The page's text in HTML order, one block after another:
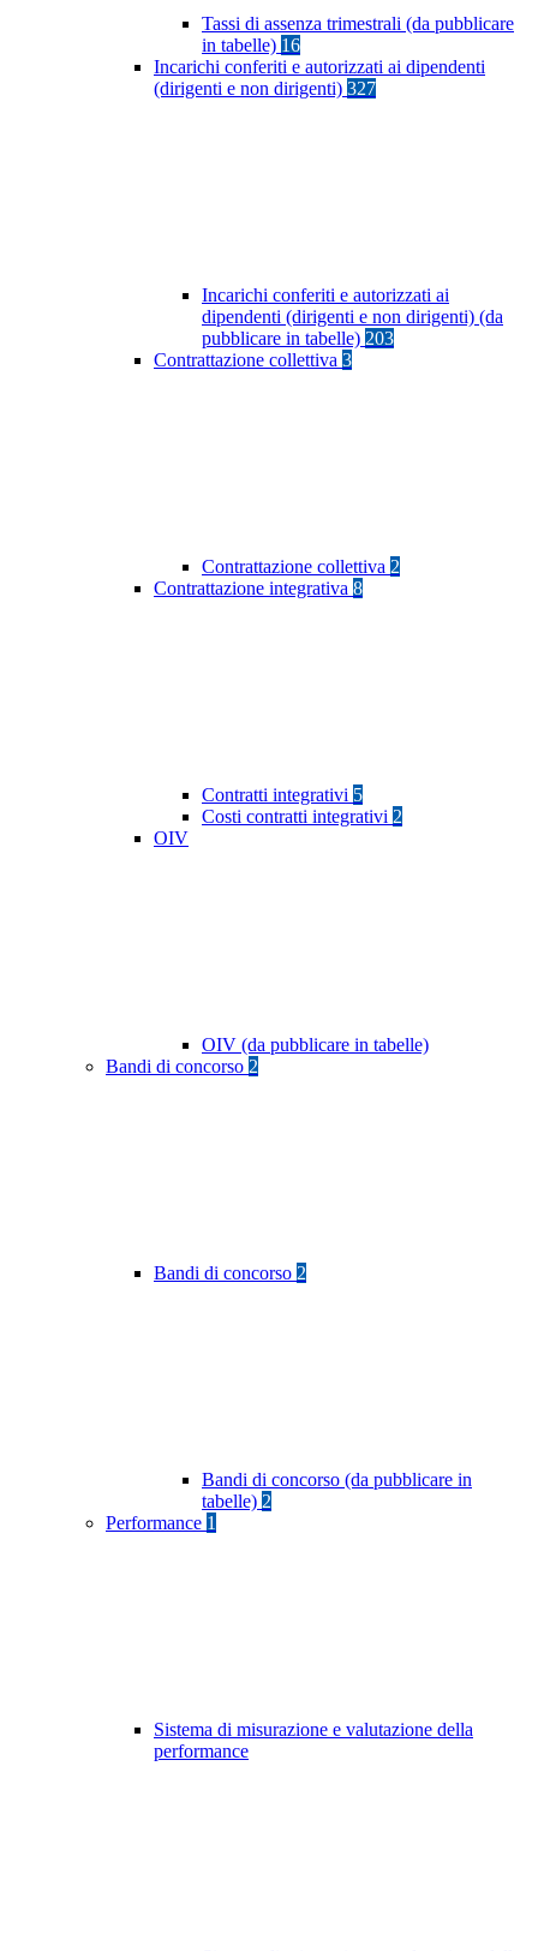
Tassi di assenza trimestrali (da pubblicare
in tabelle) 16
Incarichi conferiti e autorizzati ai dipendenti
(dirigenti e non dirigenti) 327
Incarichi conferiti e autorizzati ai
dipendenti (dirigenti e non dirigenti) (da
pubblicare in tabelle) 203
Contrattazione collettiva 3
Contrattazione collettiva 2
Contrattazione integrativa 8
Contratti integrativi 5
Costi contratti integrativi 2
OIV
OIV (da pubblicare in tabelle)
Bandi di concorso 2
Bandi di concorso 2
Bandi di concorso (da pubblicare in
tabelle) 2
Performance 1
Sistema di misurazione e valutazione della
performance